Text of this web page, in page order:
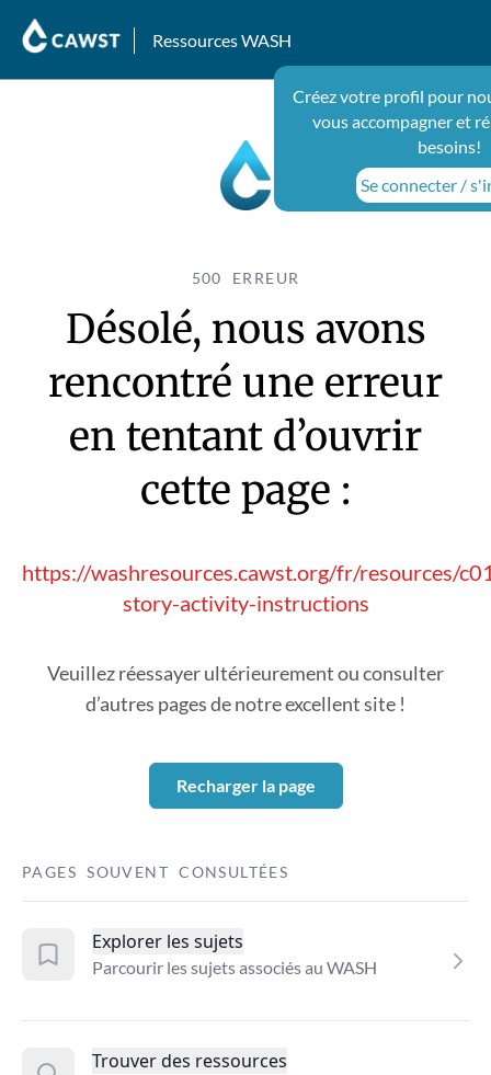
Ressources WASH
Créez votre profil pour
vous accompagner et
besoins!
Se connecter /
500 ERREUR
Désolé, nous avons
rencontré une erreur
en tentant d’ouvrir
cette page :
https://washresources.cawst.org/fr/resources/
story-activity-instructions
Veuillez réessayer ultérieurement ou consulter
d’autres pages de notre excellent site !
Recharger la page
PAGES SOUVENT CONSULTÉES
Explorer les sujets
Parcourir les sujets associés au WASH
Trouver des ressources